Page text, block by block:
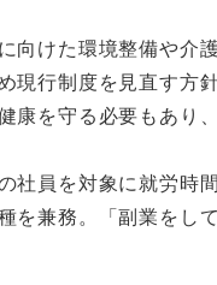
けた環境整備や介
行制度を見直す方
を守る必要もあり
員を対象に就労時
を兼務。「副業をし